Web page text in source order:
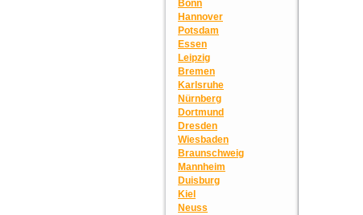
Bonn
Hannover
Potsdam
Essen
Leipzig
Bremen
Karlsruhe
Nürnberg
Dortmund
Dresden
Wiesbaden
Braunschweig
Mannheim
Duisburg
Kiel
Neuss